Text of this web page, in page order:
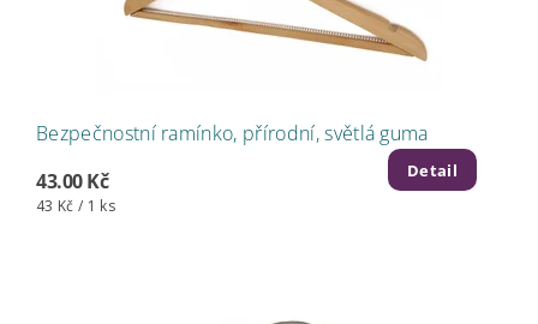
Bezpečnostní ramínko, přírodní, světlá guma
43.00 Kč
43 Kč / 1 ks
Detail